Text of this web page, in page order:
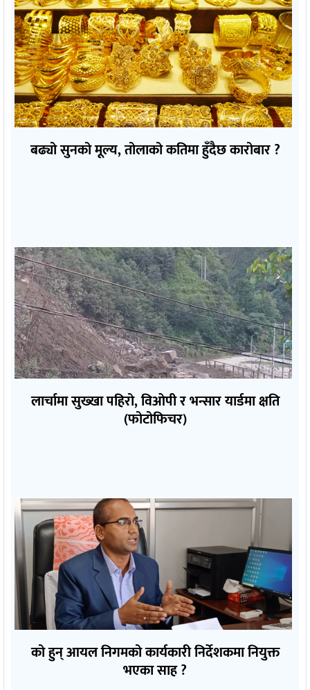
बढ्यो सुनको मूल्य, तोलाको कतिमा हुँदैछ कारोबार ?
लार्चामा सुख्खा पहिरो, विओपी र भन्सार यार्डमा क्षति
(फोटोफिचर)
को हुन् आयल निगमको कार्यकारी निर्देशकमा नियुक्त
भएका साह ?